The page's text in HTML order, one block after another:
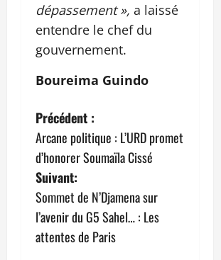
dépassement », a laissé
entendre le chef du
gouvernement.
Boureima Guindo
N
a
v
i
g
Précédent :
Arcane politique : L’URD promet
d’honorer Soumaïla Cissé
Suivant:
Sommet de N’Djamena sur
l’avenir du G5 Sahel… : Les
attentes de Paris